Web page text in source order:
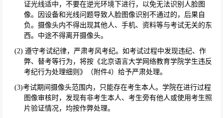
证光线适中，不要在逆光环境下进行，以免无法识别人脸图
像。因设备和光线问题导致人脸图像识别不通过的，后果自
负。摄像头内不得出现其他人、手机、资料等与考试无关的东
西。中途不得离开摄像头。
(2) 遵守考试纪律，严肃考风考纪。如考试过程中发现违纪、作
弊、替考等行为，将按《北京语言大学网络教育学院学生违反
考纪行为处理细则》（附件4）给予严肃处理。
(3)考试期间摄像头范围内，只能存在考生本人。学院在进行过程
图像审核时，发现有非考生本人、考生旁有他人或使用考生照
片验证情况，均按作弊处理。